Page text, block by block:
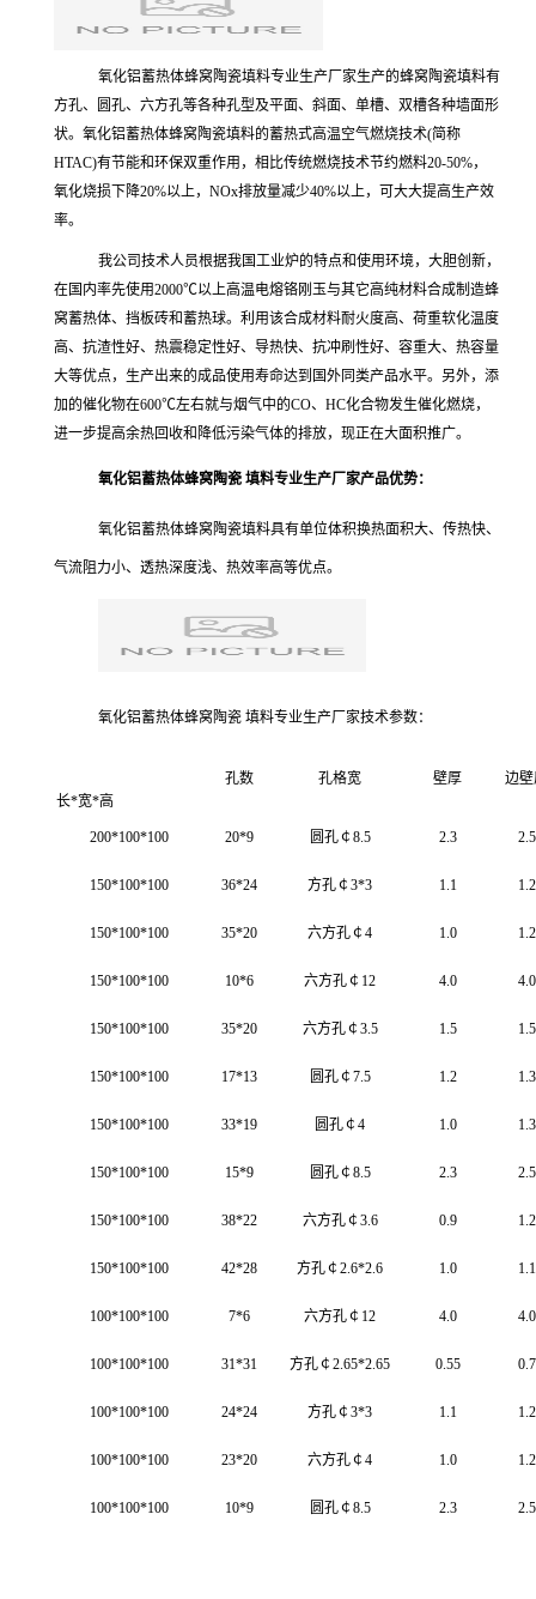
氧化铝蓄热体蜂窝陶瓷填料专业生产厂家生产的蜂窝陶瓷填料有
方孔、圆孔、六方孔等各种孔型及平面、斜面、单槽、双槽各种墙面形
状。 氧化铝蓄热体蜂窝陶瓷填料的蓄热式高温空气燃烧技术(简称
HTAC)有节能和环保双重作用，相比传统燃烧技术节约燃料20-50%，
氧化烧损下降20%以上，NOx排放量减少40%以上，可大大提高生产效
率。
我公司技术人员根据我国工业炉的特点和使用环境，大胆创新，
在国内率先使用2000℃以上高温电熔铬刚玉与其它高纯材料合成制造蜂
窝蓄热体、挡板砖和蓄热球。利用该合成材料耐火度高、荷重软化温度
高、抗渣性好、热震稳定性好、导热快、抗冲刷性好、容重大、热容量
大等优点，生产出来的成品使用寿命达到国外同类产品水平。另外，添
加的催化物在600℃左右就与烟气中的CO、HC化合物发生催化燃烧，
进一步提高余热回收和降低污染气体的排放，现正在大面积推广。
氧化铝蓄热体蜂窝陶瓷 填料专业生产厂家产品优势：
氧化铝蓄热体蜂窝陶瓷填料具有单位体积换热面积大、传热快、
气流阻力小、透热深度浅、热效率高等优点。
氧化铝蓄热体蜂窝陶瓷 填料专业生产厂家技术参数：
长*宽*高
孔数 孔格宽 壁厚 边
200*100*100 20*9 圆孔￠8.5 2.3 2.5
150*100*100 36*24 方孔￠3*3 1.1 1.2
150*100*100 35*20 六方孔￠4 1.0 1.2
150*100*100 10*6 六方孔￠12 4.0 4.0
150*100*100 35*20 六方孔￠3.5 1.5 1.5
150*100*100 17*13 圆孔￠7.5 1.2 1.3
150*100*100 33*19 圆孔￠4 1.0 1.3
150*100*100 15*9 圆孔￠8.5 2.3 2.5
150*100*100 38*22 六方孔￠3.6 0.9 1.2
150*100*100 42*28 方孔￠2.6*2.6 1.0 1.1
100*100*100 7*6 六方孔￠12 4.0 4.0
100*100*100 31*31 方孔￠2.65*2.65 0.55 0.7
100*100*100 24*24 方孔￠3*3 1.1 1.2
100*100*100 23*20 六方孔￠4 1.0 1.2
100*100*100 10*9 圆孔￠8.5 2.3 2.5